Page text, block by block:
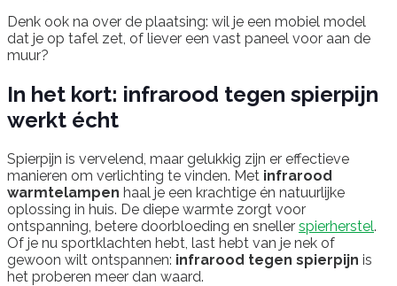
Denk ook na over de plaatsing: wil je een mobiel model
dat je op tafel zet, of liever een vast paneel voor aan de
muur?
In het kort: infrarood tegen spierpijn
werkt écht
Spierpijn is vervelend, maar gelukkig zijn er effectieve
manieren om verlichting te vinden. Met infrarood
warmtelampen haal je een krachtige én natuurlijke
oplossing in huis. De diepe warmte zorgt voor
ontspanning, betere doorbloeding en sneller spierherstel.
Of je nu sportklachten hebt, last hebt van je nek of
gewoon wilt ontspannen: infrarood tegen spierpijn is
het proberen meer dan waard.